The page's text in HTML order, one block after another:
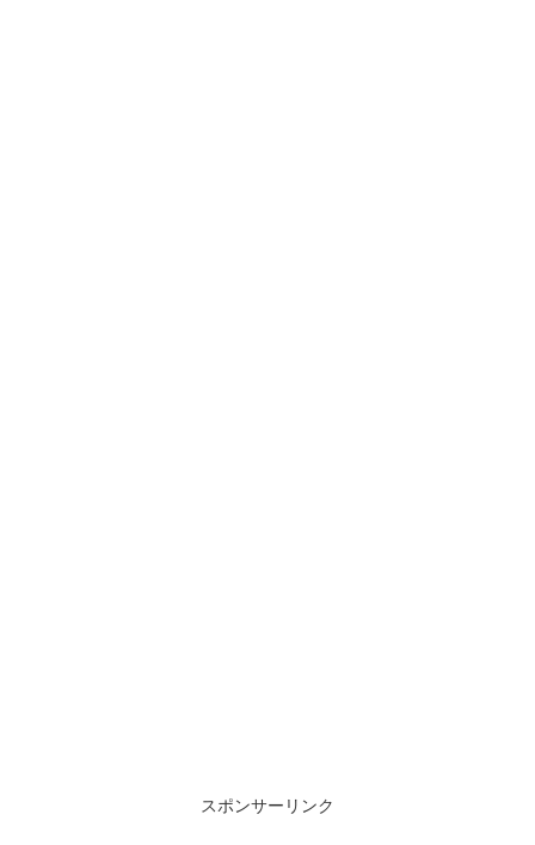
スポンサーリンク